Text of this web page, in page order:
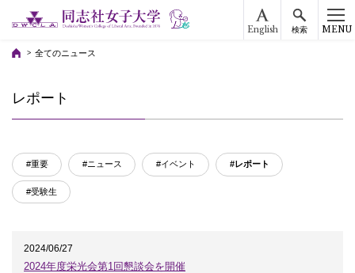
English 検索 MENU
全てのニュース
レポート
#重要 #ニュース #イベント #レポート
#受験生
2024/06/27
2024年度栄光会第1回懇談会を開催